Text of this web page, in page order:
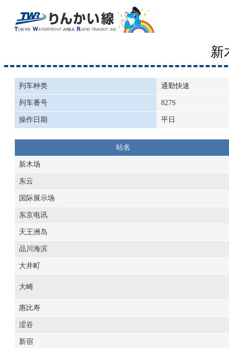
新
列车种类 通勤快速
列车番号 827S
操作日期 平日
站名
新木场
东云
国际展示场
东京电讯
天王洲岛
品川海滨
大井町
大崎
惠比寿
涩谷
新宿